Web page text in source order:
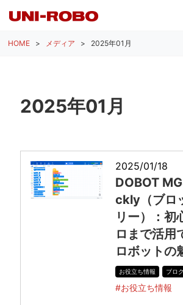
HOME メディア 2025年01月
2025年01月
2025/01/18
DOBOT
ckly（ブロ
リー）：初
ロまで活用
ロボットの
お役立ち情報 ブロ
#お役立ち情報